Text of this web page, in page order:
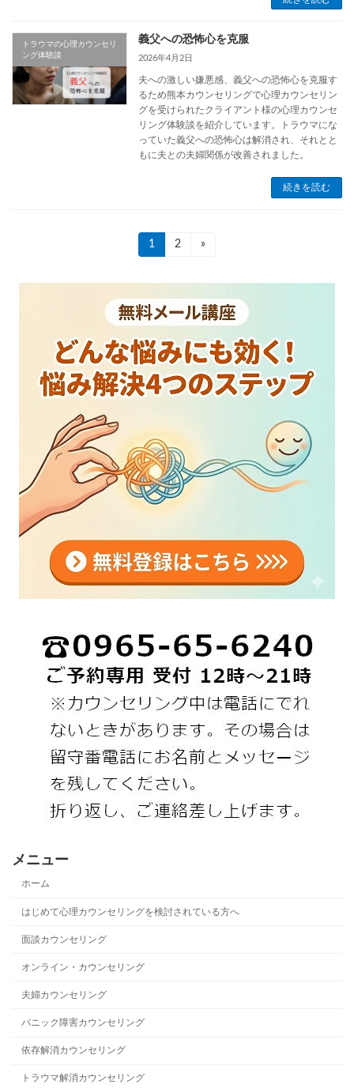
トラウマの心理カウンセリ
ング体験談
義父への恐怖心を克服
2026年4月2日
夫への激しい嫌悪感、義父への恐怖心を克服す
るため熊本カウンセリングで心理カウンセリン
グを受けられたクライアント様の心理カウンセ
リング体験談を紹介しています。トラウマにな
っていた義父への恐怖心は解消され、それとと
もに夫との夫婦関係が改善されました。
続きを読む
固
定
ー
ジ
1
固
ー
ジ
2 »
メニュー
ホーム
はじめて心理カウンセリングを検討されている方へ
面談カウンセリング
オンライン・カウンセリング
夫婦カウンセリング
パニック障害カウンセリング
依存解消カウンセリング
トラウマ解消カウンセリング